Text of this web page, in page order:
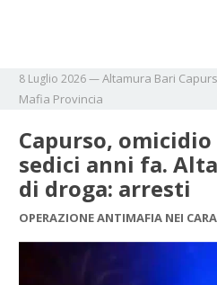
8 Luglio 2026—Altamura Bari
Mafia Provincia
Capurso,
sedici anni fa.
di droga: arresti
OPERAZIONE ANTIMAFIA NEI